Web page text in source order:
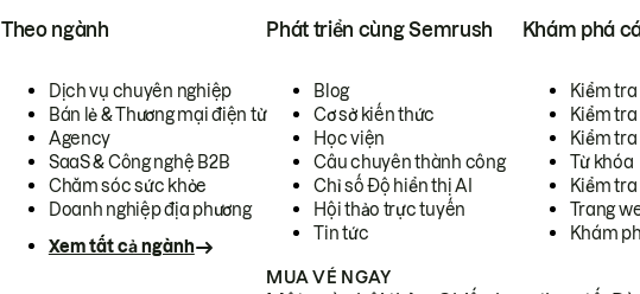
Theo ngành
Dịch vụ chuyên nghiệp
Bán lẻ & Thương mại điện tử
Agency
SaaS & Công nghệ B2B
Chăm sóc sức khỏe
Doanh nghiệp địa phương
Xem tất cả ngành
Phát triển cùng Semrush
Blog
Cơ sở kiến thức
Học viện
Câu chuyên thành công
Chỉ số Độ hiển thị AI
Hội thảo trực tuyến
Tin tức
Khám phá
Kiểm
Kiểm tra
Kiểm
Từ khóa
Kiểm
Trang
Khám
MUA VÉ NGAY